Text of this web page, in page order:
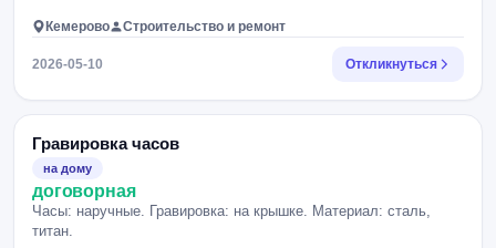
Кемерово Строительство и ремонт
2026-05-10 Откликнуться
Гравировка часов
на дому
договорная
Часы: наручные. Гравировка: на крышке. Материал: сталь,
титан.